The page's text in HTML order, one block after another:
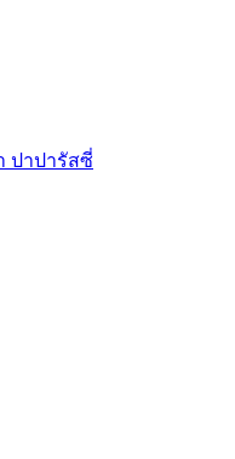
ปาปารัสซี่